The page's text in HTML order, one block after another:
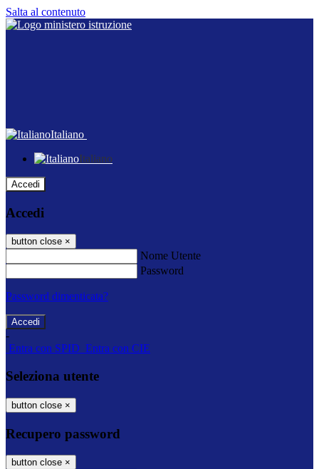
Salta al contenuto
Italiano
Italiano
Accedi
Accedi
button close ×
Nome Utente
Password
Password dimenticata?
-
Entra con SPID Entra con CIE
Seleziona utente
button close ×
Recupero password
button close ×